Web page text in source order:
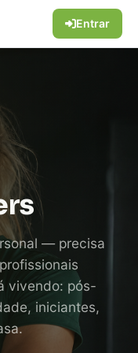
Entrar
— precisa
vivendo: pós-
iniciantes,